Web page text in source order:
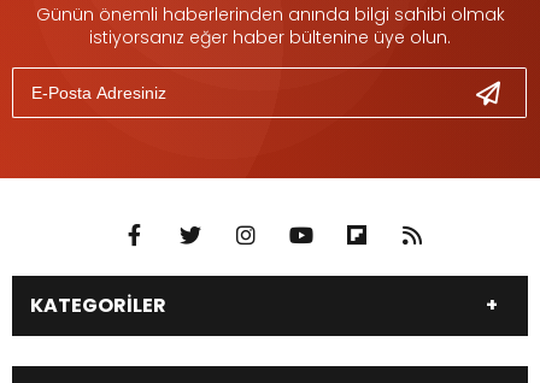
Günün önemli haberlerinden anında bilgi sahibi olmak
istiyorsanız eğer haber bültenine üye olun.
KATEGORİLER
DÜNYA SİYASET